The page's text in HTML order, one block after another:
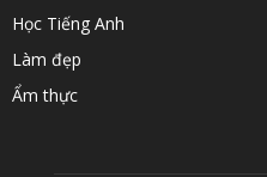
Học Tiếng Anh
Làm đẹp
Ẩm thực